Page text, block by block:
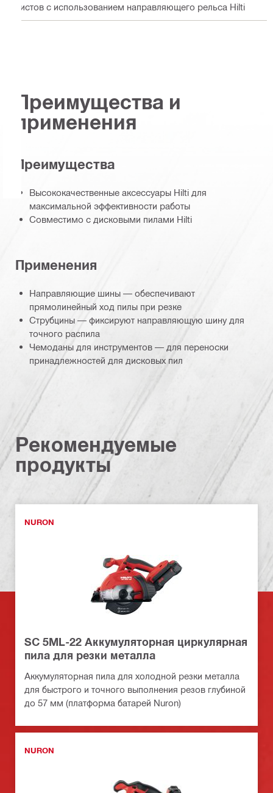
листов с использованием направляющего рельса Hilti
Преимущества и
применения
Преимущества
Высококачественные аксессуары Hilti для
максимальной эффективности работы
Совместимо с дисковыми пилами Hilti
Применения
Направляющие шины — обеспечивают
прямолинейный ход пилы при резке
Струбцины — фиксируют направляющую шину для
точного распила
Чемоданы для инструментов — для переноски
принадлежностей для дисковых пил
Рекомендуемые
продукты
NURON
SC 5ML-22 Аккумуляторная циркулярная
пила для резки металла
Аккумуляторная пила для холодной резки металла
для быстрого и точного выполнения резов глубиной
до 57 мм (платформа батарей Nuron)
NURON